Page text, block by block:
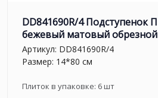
DD841690R/4 Подступенок
бежевый матовый обрезной
Артикул: DD841690R/4
Размер: 14*80 см
Плиток в упаковке: 6шт